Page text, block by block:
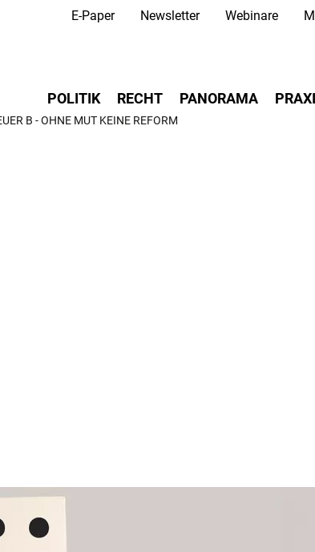
Direkt
Secondary Navigation
E-Paper Newsletter Webinare
Main navigation
POLITIK RECHT PANORAMA
B - OHNE MUT KEINE REFORM